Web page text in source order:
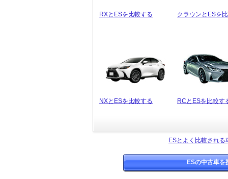
RXとESを比較する クラウンとESを
NXとESを比較する RCとESを比較す
ESとよく比較される
ESの中古車を